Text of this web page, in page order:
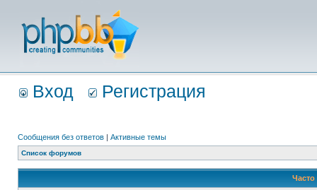
Вход Регистрация
Сообщения без ответов | Активные темы
Список форумов